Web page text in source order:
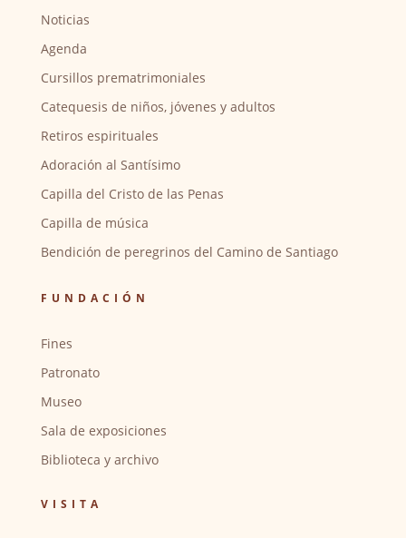
Noticias
Agenda
Cursillos prematrimoniales
Catequesis de niños, jóvenes y adultos
Retiros espirituales
Adoración al Santísimo
Capilla del Cristo de las Penas
Capilla de música
Bendición de peregrinos del Camino de Santiago
FUNDACIÓN
Fines
Patronato
Museo
Sala de exposiciones
Biblioteca y archivo
VISITA